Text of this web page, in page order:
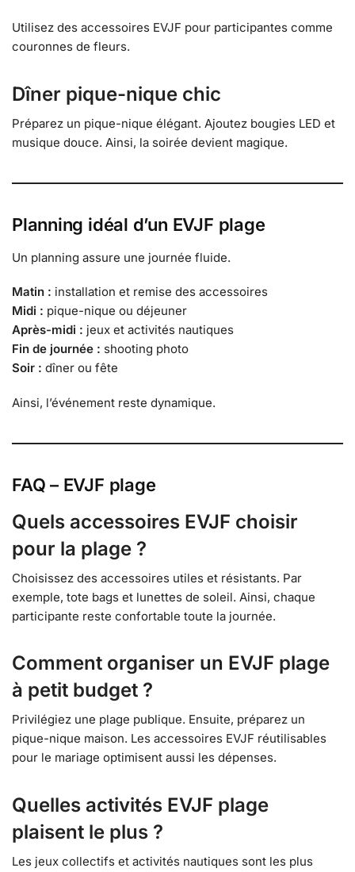
Utilisez des accessoires EVJF pour participantes comme
couronnes de fleurs.
Dîner pique-nique chic
Préparez un pique-nique élégant. Ajoutez bougies LED et
musique douce. Ainsi, la soirée devient magique.
Planning idéal d’un EVJF plage
Un planning assure une journée fluide.
Matin : installation et remise des accessoires
Midi : pique-nique ou déjeuner
Après-midi : jeux et activités nautiques
Fin de journée : shooting photo
Soir : dîner ou fête
Ainsi, l’événement reste dynamique.
FAQ – EVJF plage
Quels accessoires EVJF choisir
pour la plage ?
Choisissez des accessoires utiles et résistants. Par
exemple, tote bags et lunettes de soleil. Ainsi, chaque
participante reste confortable toute la journée.
Comment organiser un EVJF plage
à petit budget ?
Privilégiez une plage publique. Ensuite, préparez un
pique-nique maison. Les accessoires EVJF réutilisables
pour le mariage optimisent aussi les dépenses.
Quelles activités EVJF plage
plaisent le plus ?
Les jeux collectifs et activités nautiques sont les plus